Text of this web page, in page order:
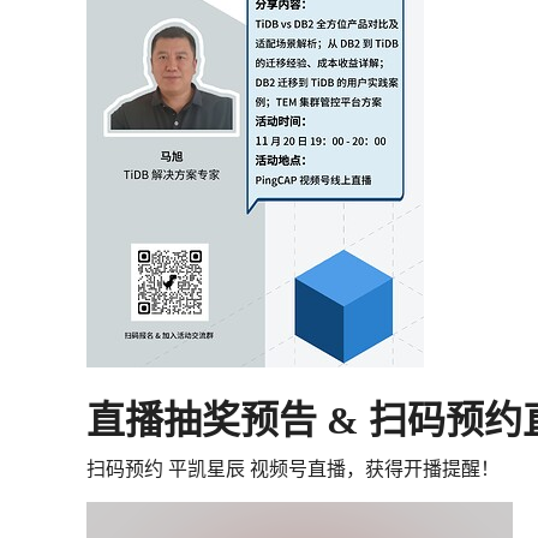
直播抽奖预告 & 扫码预约
扫码预约 平凯星辰 视频号直播，获得开播提醒！